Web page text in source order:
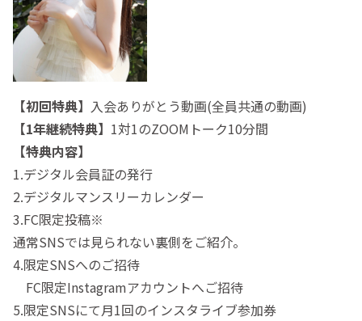
【初回特典】 入会ありがとう動画(全員共通の動画)
【1年継続特典】 1対1のZOOMトーク10分間
【特典内容】
1.デジタル会員証の発行
2.デジタルマンスリーカレンダー
3.FC限定投稿※
通常SNSでは見られない裏側をご紹介。
4.限定SNSへのご招待
FC限定Instagramアカウントへご招待
5.限定SNSにて月1回のインスタライブ参加券